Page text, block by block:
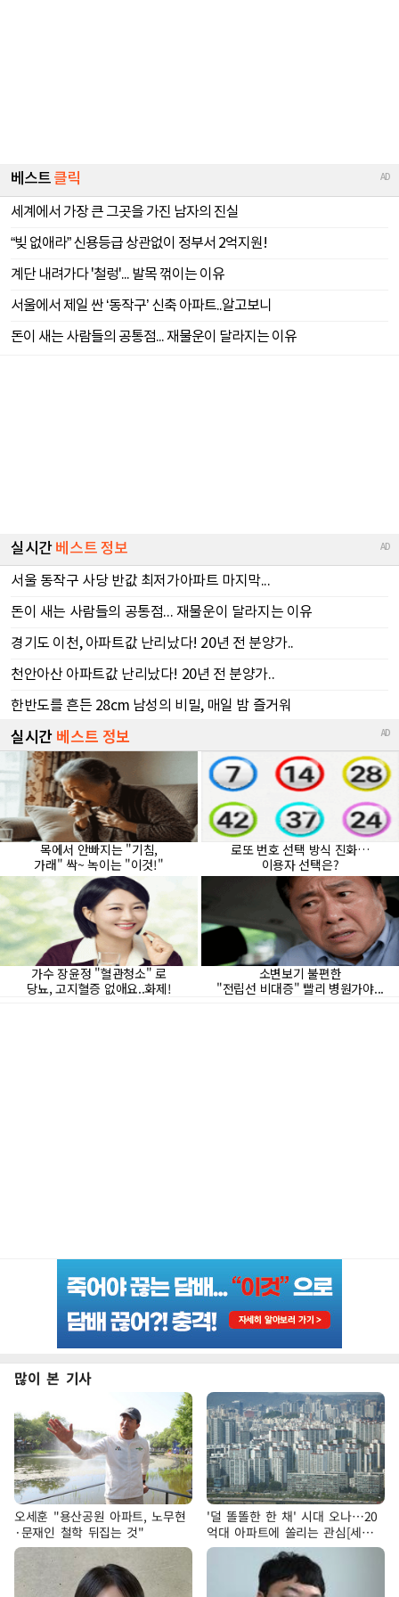
많이 본 기사
오세훈 "용산공원 아파트, 노무현
·문재인 철학 뒤집는 것"
'덜 똘똘한 한 채' 시대 오나…20
억대 아파트에 쏠리는 관심[세제
개편, 그 이후②]